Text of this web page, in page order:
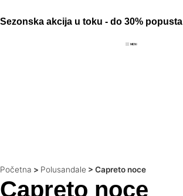
Sezonska akcija u toku - do 30% popusta
Početna > Polusandale > Capreto noce
Capreto noce